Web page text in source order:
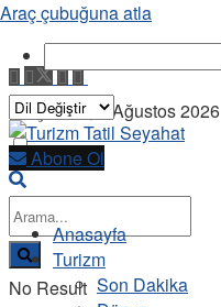
Perşembe, 6 Ağustos 2026
No Result
Abone Ol
Anasayfa
Turizm
Son Dakika
Araç çubuğuna atla